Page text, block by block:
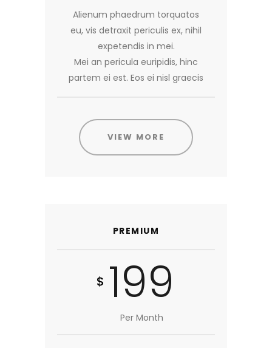
Alienum phaedrum torquatos
eu, vis detraxit periculis ex, nihil
expetendis in mei.
Mei an pericula euripidis, hinc
partem ei est. Eos ei nisl graecis
VIEW MORE
PREMIUM
$ 199
Per Month